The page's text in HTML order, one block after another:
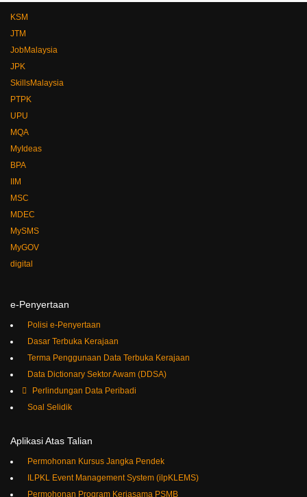
KSM
JTM
JobMalaysia
JPK
SkillsMalaysia
PTPK
UPU
MQA
MyIdeas
BPA
IIM
MSC
MDEC
MySMS
MyGOV
digital
e-Penyertaan
Polisi e-Penyertaan
Dasar Terbuka Kerajaan
Terma Penggunaan Data Terbuka Kerajaan
Data Dictionary Sektor Awam (DDSA)
Perlindungan Data Peribadi
Soal Selidik
AplikasiAtas Talian
Permohonan Kursus Jangka Pendek
ILPKL Event Management System (ilpKLEMS)
Permohonan Program Kerjasama PSMB